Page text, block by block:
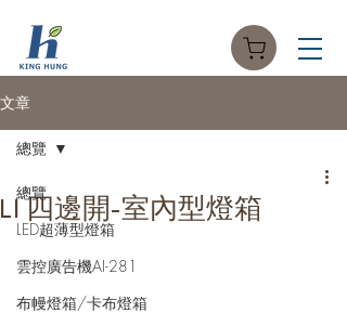
文章
總覽
LED超薄型燈箱
雲控廣告機AI-281
布幔燈箱/卡布燈箱
總覽
LI 四邊開-室內型燈箱